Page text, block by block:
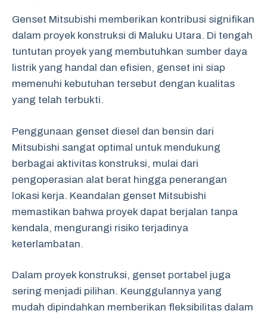
Genset Mitsubishi memberikan kontribusi signifikan
dalam proyek konstruksi di Maluku Utara. Di tengah
tuntutan proyek yang membutuhkan sumber daya
listrik yang handal dan efisien, genset ini siap
memenuhi kebutuhan tersebut dengan kualitas
yang telah terbukti.
Penggunaan genset diesel dan bensin dari
Mitsubishi sangat optimal untuk mendukung
berbagai aktivitas konstruksi, mulai dari
pengoperasian alat berat hingga penerangan
lokasi kerja. Keandalan genset Mitsubishi
memastikan bahwa proyek dapat berjalan tanpa
kendala, mengurangi risiko terjadinya
keterlambatan.
Dalam proyek konstruksi, genset portabel juga
sering menjadi pilihan. Keunggulannya yang
mudah dipindahkan memberikan fleksibilitas dalam